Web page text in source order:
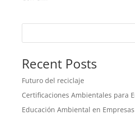
Recent Posts
Futuro del reciclaje
Certificaciones Ambientales para
Educación Ambiental en Empresas